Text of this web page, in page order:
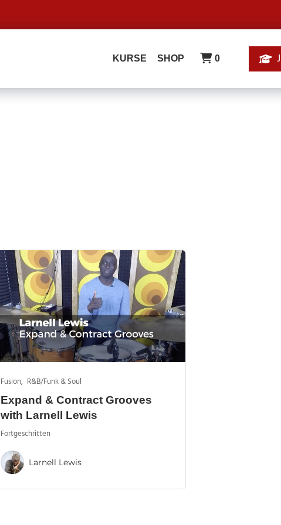
KURSE SHOP 0
Fusion, R&B/Funk & Soul
Expand & Contract Grooves
with Larnell Lewis
Fortgeschritten
Larnell Lewis